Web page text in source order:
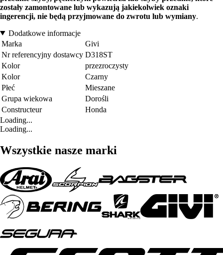
zostały zamontowane lub wykazują jakiekolwiek oznaki
ingerencji, nie będą przyjmowane do zwrotu lub wymiany.
Dodatkowe informacje
Marka
Givi
Nr referencyjny dostawcy D318ST
Kolor
przezroczysty
Kolor
Czarny
Płeć
Mieszane
Grupa wiekowa
Dorośli
Constructeur
Honda
Loading...
Loading...
Wszystkie nasze marki